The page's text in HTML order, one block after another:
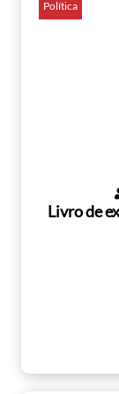
Política
Livro de